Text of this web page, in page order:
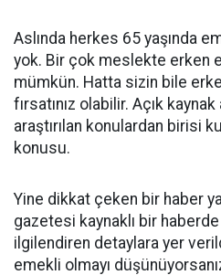
Aslında herkes 65 yaşında
yok. Bir çok meslekte erken
mümkün. Hatta sizin bile
fırsatınız olabilir. Açık
araştırılan konulardan birisi
konusu.
Yine dikkat çeken bir haber
gazetesi kaynaklı bir
ilgilendiren detaylara yer
emekli olmayı